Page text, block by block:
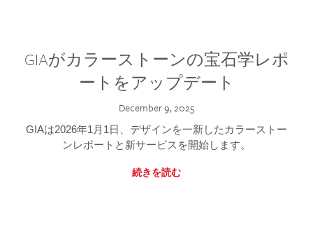
GIAがカラーストーンの宝石学レポ
ートをアップデート
December 9, 2025
GIAは2026年1月1日、デザインを一新したカラーストー
ンレポートと新サービスを開始します。
続きを読む